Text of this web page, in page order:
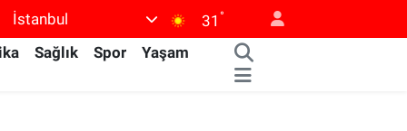
İstanbul 31 °
Sağlık Spor
Yaşam